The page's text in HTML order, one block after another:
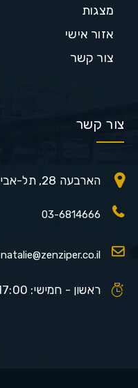
מצגות
אזור אישי
צור קשר
צור קשר
הארבעה 28, תל-אביב ישראל
03-6814666
natalie@zenziper.co.il
ראשון - חמישי: 17:00 - 9:00